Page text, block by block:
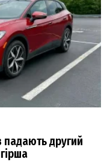
падають другий